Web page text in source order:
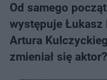
Od samego
występuje Łukasz
Artura
zmieniał się aktor?